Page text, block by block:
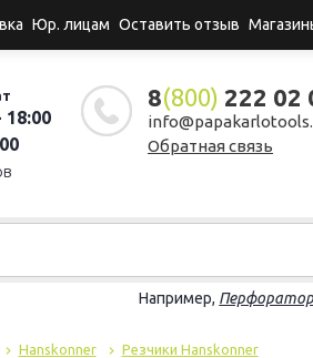
Юр. лицам Оставить отзыв
8(800) 222 02
Обратная связь
Например,
Hanskonner Резчики Hanskonner